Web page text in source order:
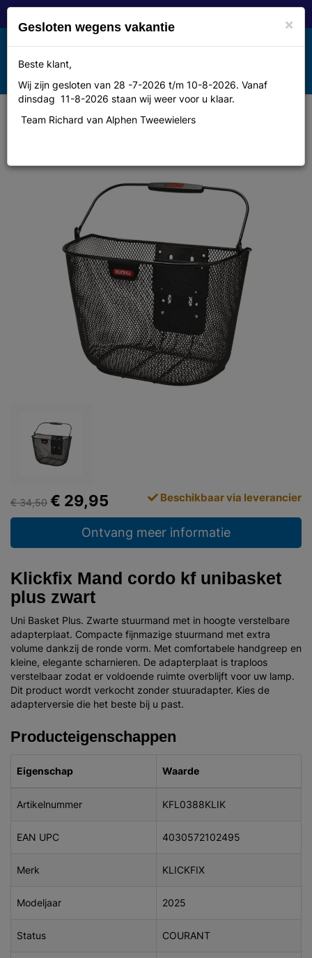
Toggle
navigation
MENU
Klickfix Mand cordo kf unibasket
€ 34,50 € 29,95 Beschikbaar via leverancier
Ontvang meer informatie
Klickfix Mand cordo kf unibasket
plus zwart
Uni Basket Plus. Zwarte stuurmand met in hoogte verstelbare
adapterplaat. Compacte fijnmazige stuurmand met extra
volume dankzij de ronde vorm. Met comfortabele handgreep en
kleine, elegante scharnieren. De adapterplaat is traploos
verstelbaar zodat er voldoende ruimte overblijft voor uw lamp.
Dit product wordt verkocht zonder stuuradapter. Kies de
adapterversie die het beste bij u past.
Producteigenschappen
Eigenschap Waarde
Artikelnummer KFL0388KLIK
EAN UPC 4030572102495
Merk KLICKFIX
Modeljaar 2025
Status COURANT
×
Gesloten wegens vakantie
Beste klant,
Wij zijn gesloten van 28 -7-2026 t/m 10-8-2026. Vanaf
dinsdag 11-8-2026 staan wij weer voor u klaar.
Team Richard van Alphen Tweewielers